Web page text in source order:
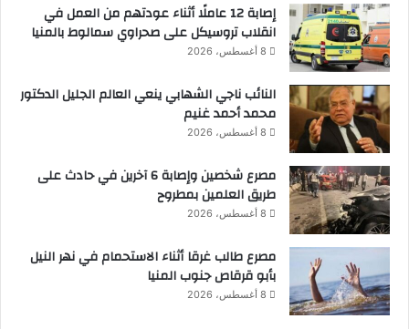
إصابة 12 عاملًا أثناء عودتهم من العمل في
انقلاب تروسيكل على صحراوي سمالوط بالمنيا
8 أغسطس، 2026
النائب ناجي الشهابي ينعي العالم الجليل الدكتور
محمد أحمد غنيم
8 أغسطس، 2026
مصرع شخصين وإصابة 6 آخرين في حادث على
طريق العلمين بمطروح
8 أغسطس، 2026
مصرع طالب غرقا أثناء الاستحمام في نهر النيل
بأبو قرقاص جنوب المنيا
8 أغسطس، 2026